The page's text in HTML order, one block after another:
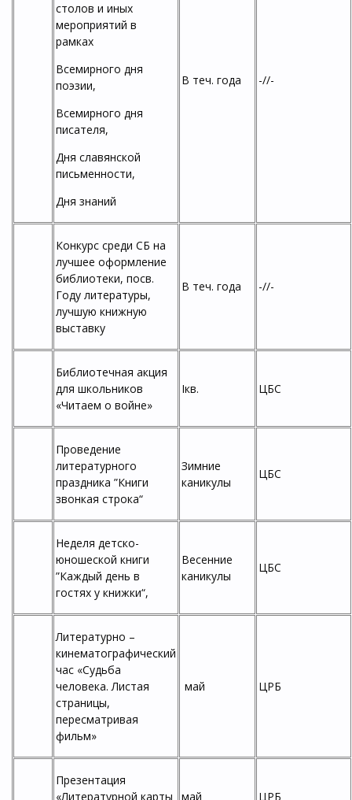
столов и иных
мероприятий в
рамках
Всемирного дня
поэзии,
Всемирного дня
писателя,
Дня славянской
письменности,
Дня знаний
В теч. года -//-
Конкурс среди СБ на
лучшее оформление
библиотеки, посв.
Году литературы,
лучшую книжную
выставку
В теч. года -//-
Библиотечная акция
для школьников
«Читаем о войне»
Iкв. ЦБС
Проведение
литературного
праздника ”Книги
звонкая строка“
Зимние
каникулы
ЦБС
Неделя детско-
юношеской книги
”Каждый день в
гостях у книжки“,
Весенние
каникулы
ЦБС
Литературно –
кинематографический
час «Судьба
человека. Листая
страницы,
пересматривая
фильм»
май ЦРБ
Презентация
«Литературной карты
май ЦРБ